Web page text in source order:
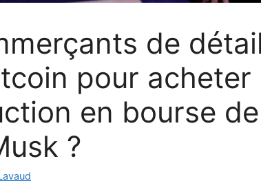
de
pour acheter
en bourse
?